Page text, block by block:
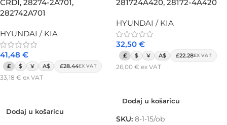
CRDI, 28274-2A701,
282742A701
HYUNDAI / KIA
41,48 €
£ $ ¥ A$ £28.44EX VAT
33,18 € ex VAT
Dodaj u košaricu
281724A420, 28172-4A420
HYUNDAI / KIA
32,50 €
£ $ ¥ A$ £22.28EX VAT
26,00 € ex VAT
Dodaj u košaricu
SKU: 8-1-15/ob